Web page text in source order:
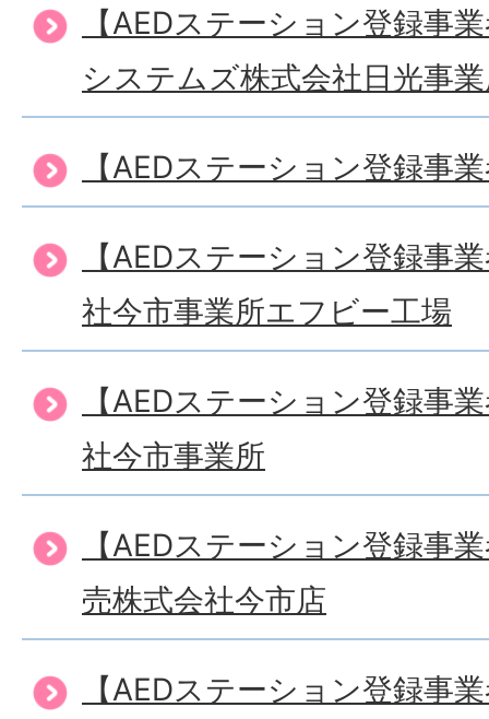
【AEDステーション登録事
システムズ株式会社日光事
【AEDステーション登録事
【AEDステーション登録事
社今市事業所エフビー工場
【AEDステーション登録事
社今市事業所
【AEDステーション登録事
売株式会社今市店
【AEDステーション登録事